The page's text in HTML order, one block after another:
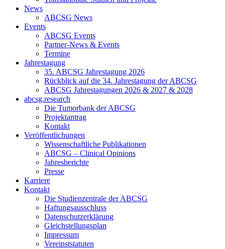
News
ABCSG News
Events
ABCSG Events
Partner-News & Events
Termine
Jahrestagung
35. ABCSG Jahrestagung 2026
Rückblick auf die 34. Jahrestagung der ABCSG
ABCSG Jahrestagungen 2026 & 2027 & 2028
abcsg.research
Die Tumorbank der ABCSG
Projektantrag
Kontakt
Veröffentlichungen
Wissenschaftliche Publikationen
ABCSG – Clinical Opinions
Jahresberichte
Presse
Karriere
Kontakt
Die Studienzentrale der ABCSG
Haftungsausschluss
Datenschutzerklärung
Gleichstellungsplan
Impressum
Vereinststatuten